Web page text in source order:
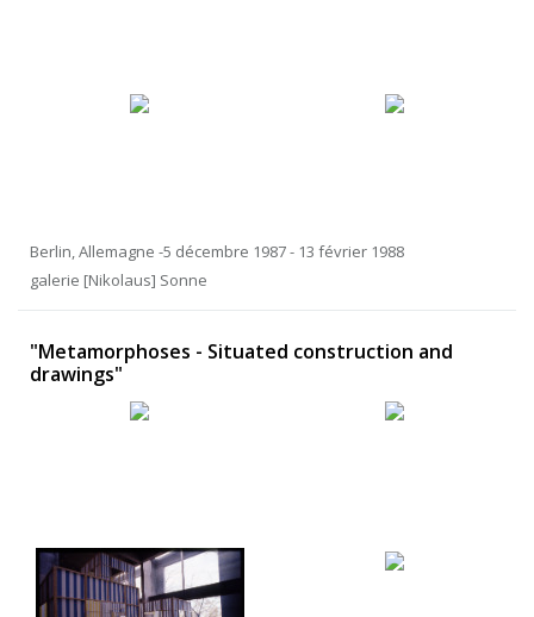
Berlin, Allemagne -5 décembre 1987 - 13 février 1988
galerie [Nikolaus] Sonne
"Metamorphoses - Situated construction and
drawings"